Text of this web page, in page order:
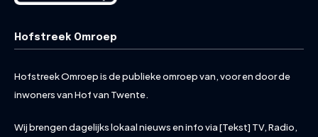
Hofstreek Omroep
Hofstreek Omroep is de publieke omroep van, voor en door de
inwoners van Hof van Twente.
Wij brengen dagelijks lokaal nieuws en info via [Tekst] TV, Radio,